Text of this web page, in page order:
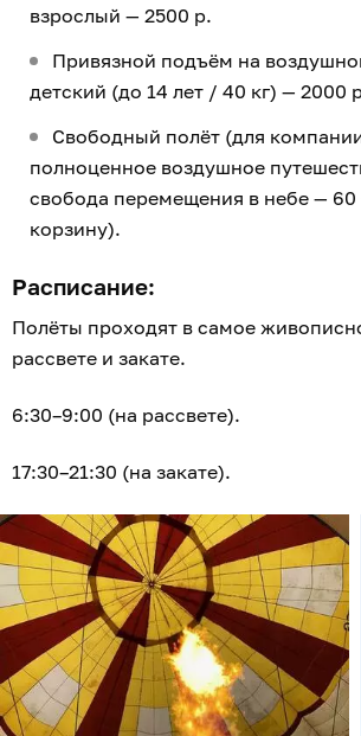
взрослый — 2500 р.
Привязной подъём на
детский (до 14 лет / 40 кг) — 2000
Свободный полёт (для
полноценное воздушное
свобода перемещения в небе — 60
корзину).
Расписание:
Полёты проходят в самое
рассвете и закате.
6:30–9:00 (на рассвете).
17:30–21:30 (на закате).